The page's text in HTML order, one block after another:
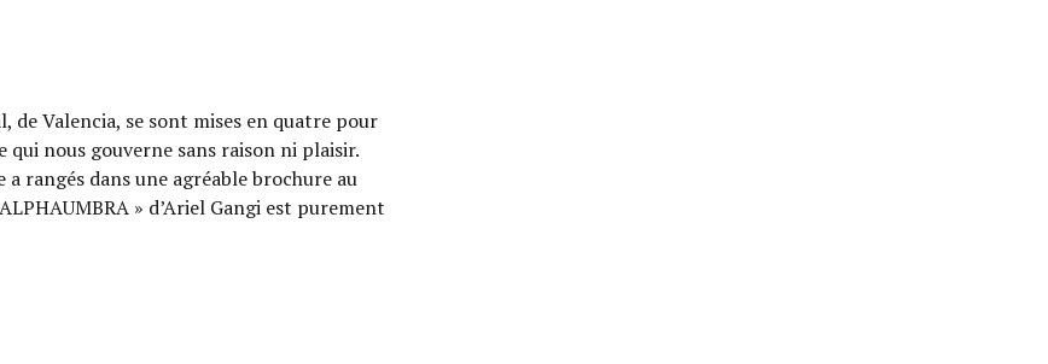
de Valencia, se sont mises en quatre pour
nous gouverne sans raison ni plaisir.
a rangés dans une agréable brochure au
» d’Ariel Gangi est purement